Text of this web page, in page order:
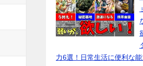
力6選！日常生活に便利な